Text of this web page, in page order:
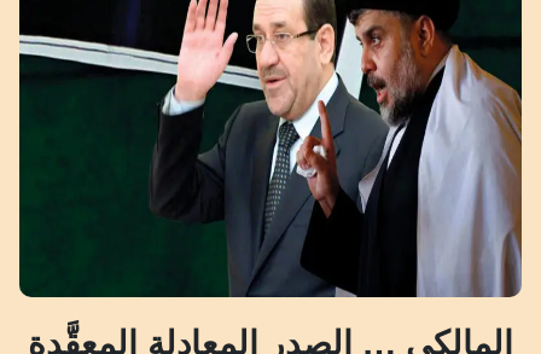
المالكي … الصدر المعادلة المعقَّدة